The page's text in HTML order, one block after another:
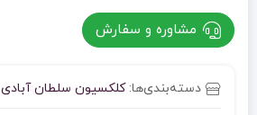
مشاوره و سفارش
دسته‌بندی‌ها:کلکسیون سلطان آبادی 1200 شانه